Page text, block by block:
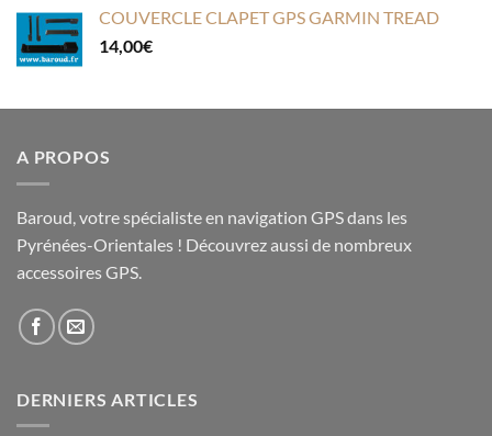
COUVERCLE CLAPET GPS GARMIN TREAD
14,00€
A PROPOS
Baroud, votre spécialiste en navigation GPS dans les
Pyrénées-Orientales ! Découvrez aussi de nombreux
accessoires GPS.
DERNIERS ARTICLES